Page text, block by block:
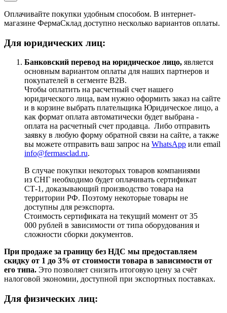
Оплачивайте покупки удобным способом. В интернет-
магазине ФермаСклад доступно несколько вариантов оплаты.
Для юридических лиц:
Банковский перевод на юридическое лицо, является
основным вариантом оплаты для наших партнеров и
покупателей в сегменте B2B.
Чтобы оплатить на расчетный счет нашего
юридического лица, вам нужно оформить заказ на сайте
и в корзине выбрать плательщика Юридическое лицо, а
как формат оплата автоматически будет выбрана -
оплата на расчетный счет продавца. Либо отправить
заявку в любую форму обратной связи на сайте, а также
вы можете отправить ваш запрос на WhatsApp или email
info@fermasclad.ru.
В случае покупки некоторых товаров компаниями
из СНГ необходимо будет оплачивать сертификат
СТ-1, доказывающий производство товара на
территории РФ. Поэтому некоторые товары не
доступны для реэкспорта.
Стоимость сертификата на текущий момент от 35
000 рублей в зависимости от типа оборудования и
сложности сборки документов.
При продаже за границу без НДС мы предоставляем
скидку от 1 до 3% от стоимости товара в зависимости от
его типа. Это позволяет снизить итоговую цену за счёт
налоговой экономии, доступной при экспортных поставках.
Для физических лиц: